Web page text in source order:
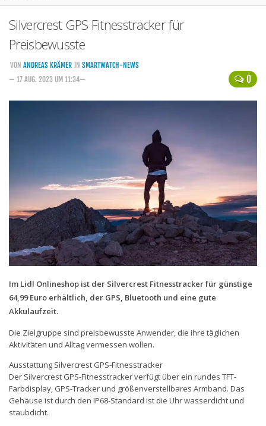
Kommende Smartwatches
Handytarife
BASE
Smartphonetarife
Prepaid-Tarife
Datentarife
Flatrate-Prepaidtarife
Mobilfunk-Vergleichsrechner
Mobilfunk-Tarifrechner
Flatrate-Datentarife
Silvercrest GPS Fitnesstracker für
Preisbewusste
0
VON ANDREAS KRÄMER IN SMARTWATCH-NEWS
— 17 AUG. 2023 UM 11:34—
Im Lidl Onlineshop ist der Silvercrest Fitnesstracker für günstige
64,99 Euro erhältlich, der GPS, Bluetooth und eine gute
Akkulaufzeit.
Die Zielgruppe sind preisbewusste Anwender, die ihre täglichen
Aktivitäten und Alltag vermessen wollen.
Ausstattung Silvercrest GPS-Fitnesstracker
Der Silvercrest GPS-Fitnesstracker verfügt über ein rundes TFT-
Farbdisplay, GPS-Tracker und größenverstellbares Armband. Das
Gehäuse ist durch den IP68-Standard ist die Uhr wasserdicht und
staubdicht.